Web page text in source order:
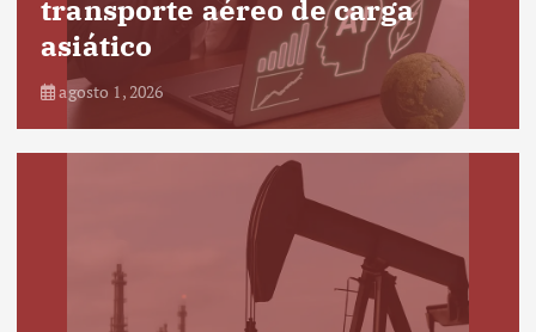
transporte aéreo de carga
asiático
agosto 1, 2026